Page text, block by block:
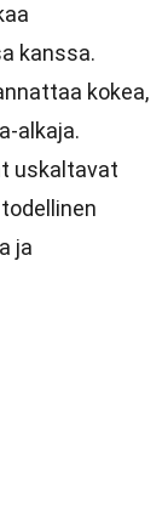
kanssa.
kokea,
alkaja.
uskaltavat
ja